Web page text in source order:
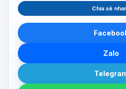
Chia sẻ
Zalo